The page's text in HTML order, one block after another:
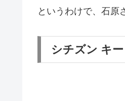
というわけで、石原
シチズン キ